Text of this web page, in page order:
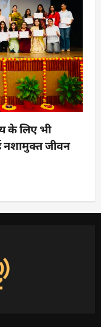
के लिए भी
नशामुक्त जीवन